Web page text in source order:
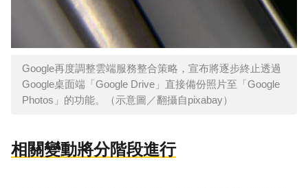
Google再度調整雲端服務整合策略，宣布將逐步終止透過
Google桌面端「Google Drive」直接備份照片至「Google
Photos」的功能。（示意圖／翻攝自pixabay）
相關變動將分階段進行